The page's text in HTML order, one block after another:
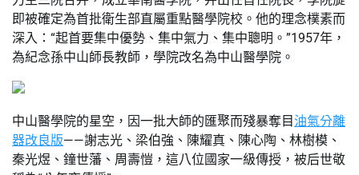
即被確定為首批衛生部直屬重點醫學院校。他的理念樸素而
深入：“起首要集中優勢、集中氣力、集中聰明。”1957年，
為紀念孫中山師長教師，學院改名為中山醫學院。
中山醫學院的星空，因一批大師的匯聚而殘暴奪目 油氣分離
器改良版——謝志光、梁伯強、陳耀真、陳心陶、林樹模、
秦光煜、鐘世藩、周壽愷，這八位國家一級傳授，被后世敬